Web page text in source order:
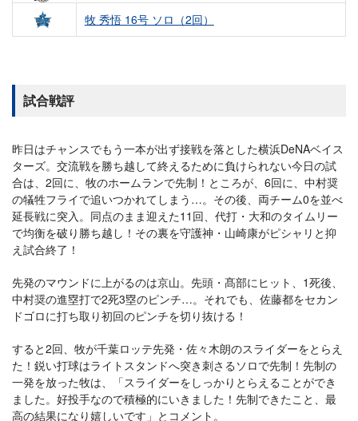
牧 秀悟 16号 ソロ（2回）
試合戦評
昨日はチャンスでもう一本が出ず接戦を落とした横浜DeNAベイス
ターズ。交流戦を勝ち越して終えるために負けられない今日の試
合は、2回に、牧のホームランで先制！ところが、6回に、中村奨
の犠牲フライで追いつかれてしまう…。その後、両チーム0を並べ
延長戦に突入。同点のまま迎えた11回、代打・大和のタイムリー
で均衡を破り勝ち越し！その裏を守護神・山崎康がピシャリと抑
え試合終了！
先発のマウンドに上がるのは京山。先頭・髙部にヒット、1死後、
中村奨の進塁打で2死3塁のピンチ…。それでも、佐藤都をセカン
ドゴロに打ち取り初回のピンチを切り抜ける！
すると2回、牧が千葉ロッテ先発・佐々木朗のスライダーをとらえ
た！鋭い打球はライトスタンドへ突き刺さるソロで先制！先制の
一発を放った牧は、「スライダーをしっかりとらえることができ
ました。好投手なので積極的にいきました！先制できたこと、最
高の結果になり嬉しいです」とコメント。